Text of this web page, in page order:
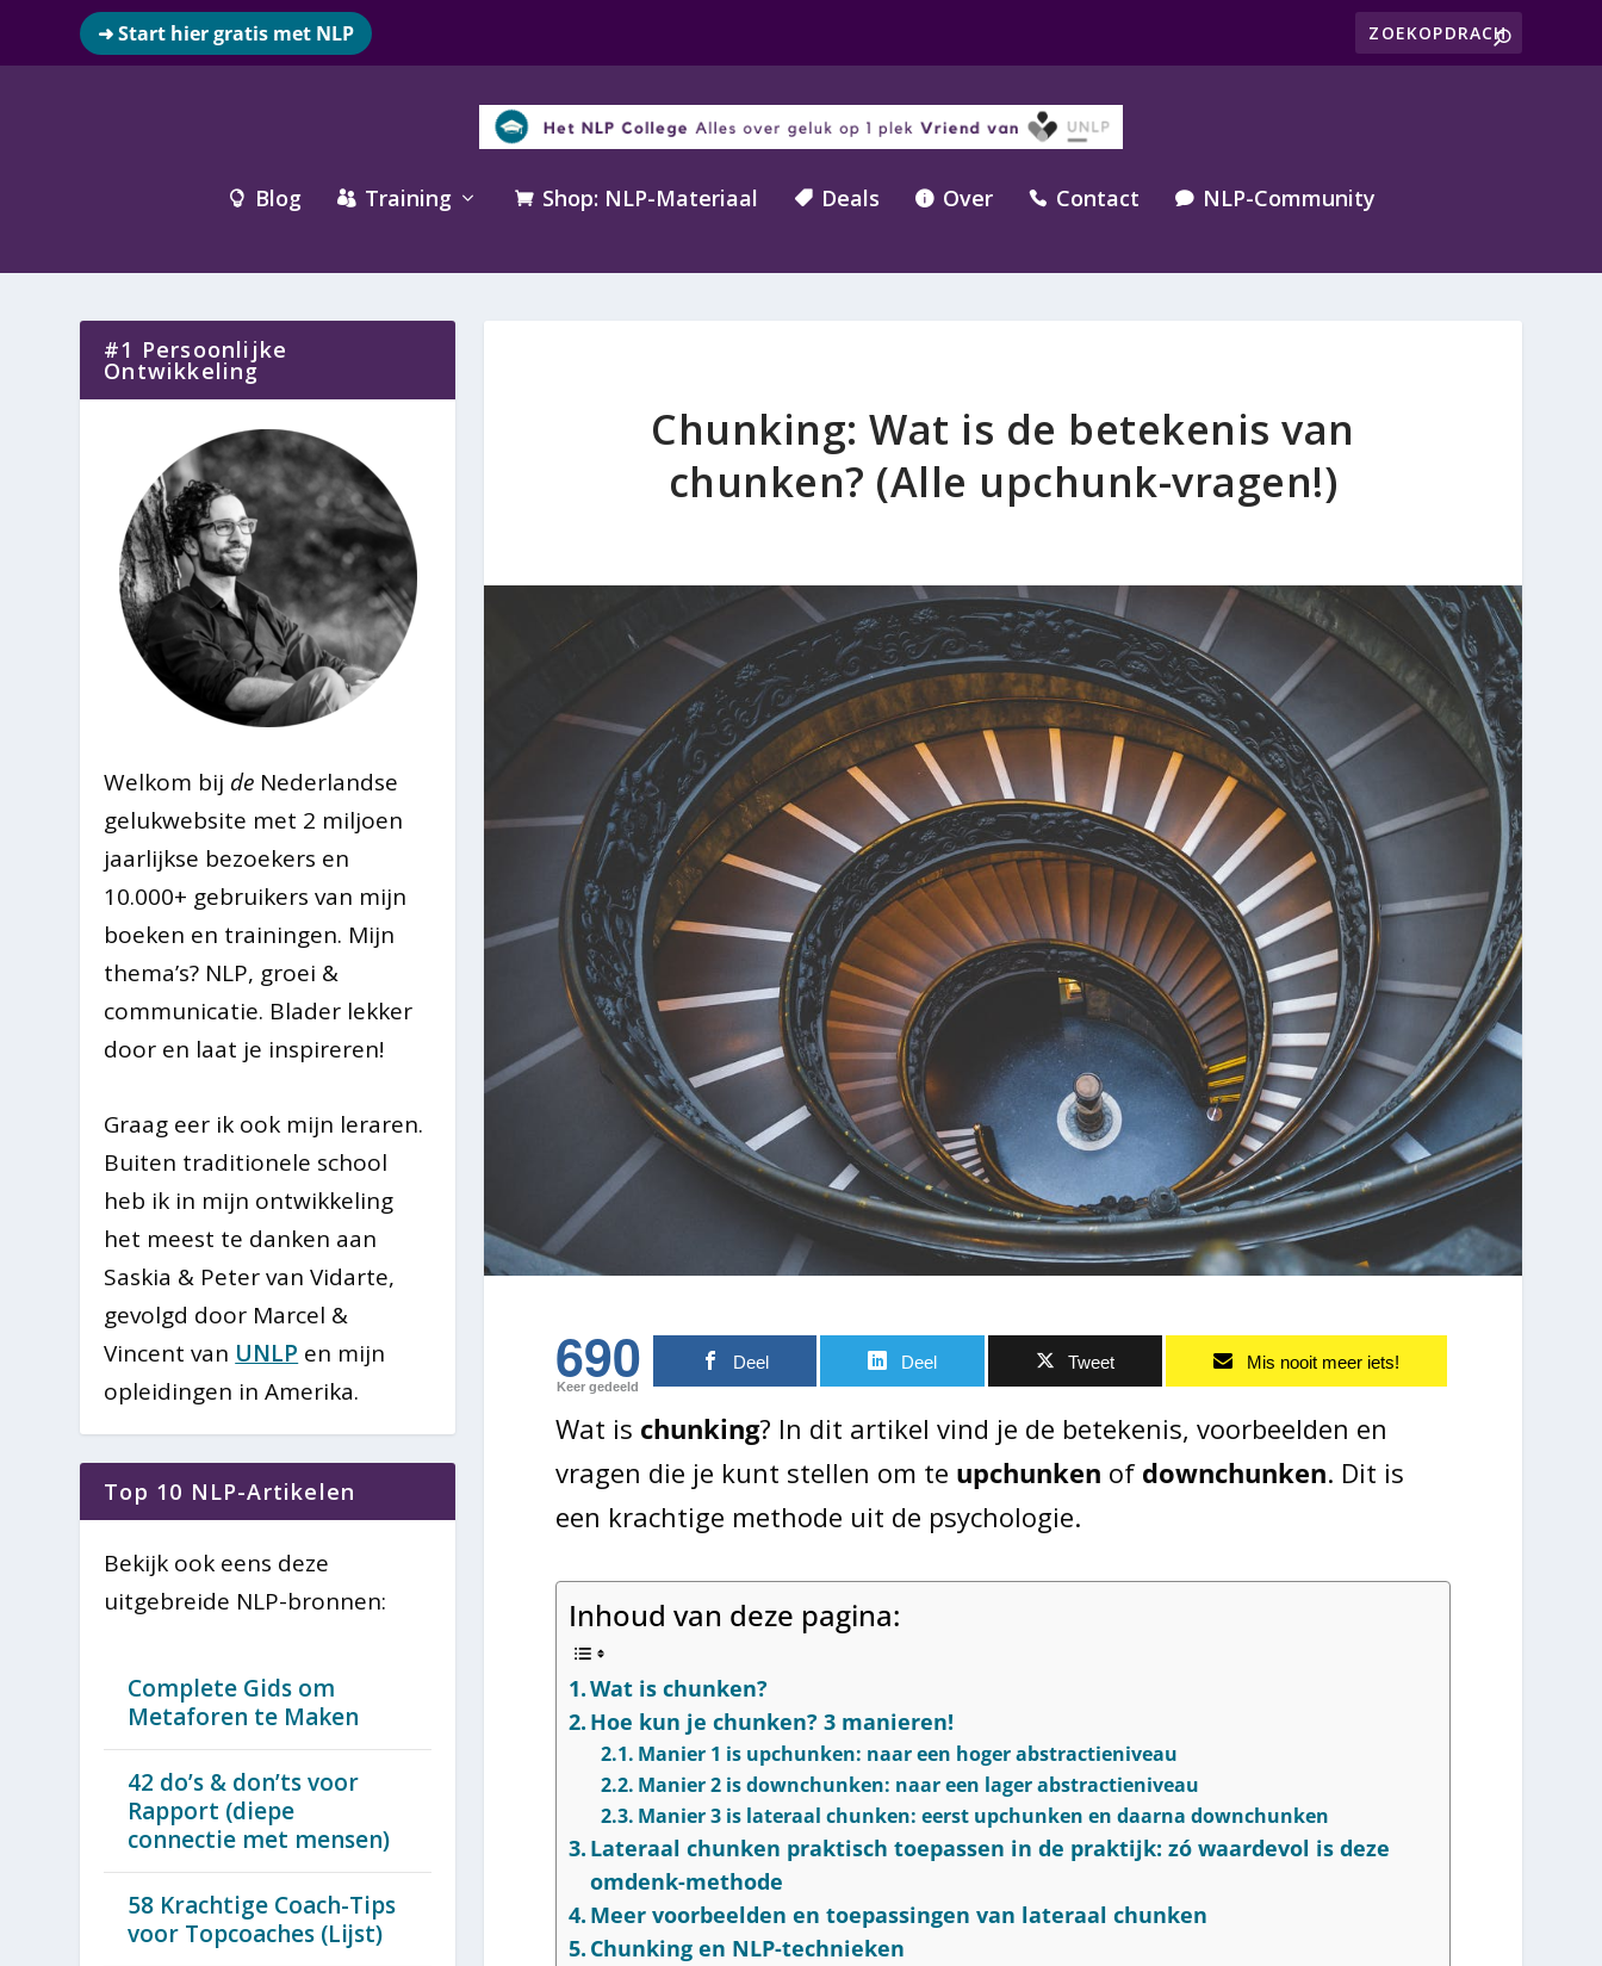
➜ Start hier gratis met NLP
 Blog  Training  Shop: NLP-Materiaal  Deals  Over  Contact  NLP-Community
Chunking: Wat is de betekenis van
chunken? (Alle upchunk-vragen!)
690
Keer gedeeld
Deel Deel Tweet Mis nooit meer iets!
Wat is chunking? In dit artikel vind je de betekenis, voorbeelden en
vragen die je kunt stellen om te upchunken of downchunken. Dit is
een krachtige methode uit de psychologie.
Inhoud van deze pagina:
Wat is chunken?
Hoe kun je chunken? 3 manieren!
Manier 1 is upchunken: naar een hoger abstractieniveau
Manier 2 is downchunken: naar een lager abstractieniveau
Manier 3 is lateraal chunken: eerst upchunken en daarna downchunken
Lateraal chunken praktisch toepassen in de praktijk: zó waardevol is deze
omdenk-methode
Meer voorbeelden en toepassingen van lateraal chunken
Chunking en NLP-technieken
#1 Persoonlijke
Ontwikkeling
Welkom bij de Nederlandse
gelukwebsite met 2 miljoen
jaarlijkse bezoekers en
10.000+ gebruikers van mijn
boeken en trainingen. Mijn
thema’s? NLP, groei &
communicatie. Blader lekker
door en laat je inspireren!
Graag eer ik ook mijn leraren.
Buiten traditionele school
heb ik in mijn ontwikkeling
het meest te danken aan
Saskia & Peter van Vidarte,
gevolgd door Marcel &
Vincent van UNLP en mijn
opleidingen in Amerika.
Top 10 NLP-Artikelen
Bekijk ook eens deze
uitgebreide NLP-bronnen:
Complete Gids om
Metaforen te Maken
42 do’s & don’ts voor
Rapport (diepe
connectie met mensen)
58 Krachtige Coach-Tips
voor Topcoaches (Lijst)